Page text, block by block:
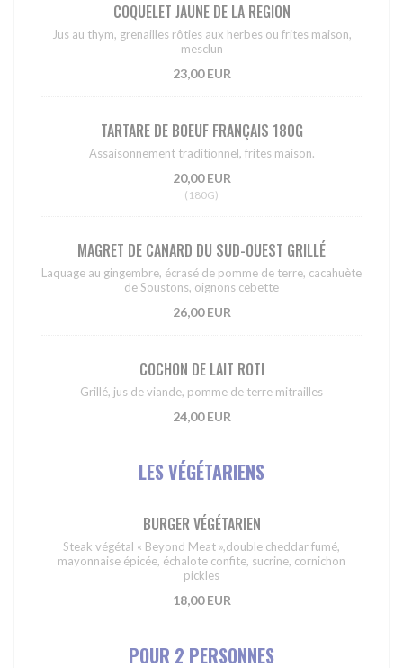
COQUELET JAUNE DE LA REGION
Jus au thym, grenailles rôties aux herbes ou frites maison,
mesclun
23,00 EUR
TARTARE DE BOEUF FRANÇAIS 180G
Assaisonnement traditionnel, frites maison.
20,00 EUR
(180G)
MAGRET DE CANARD DU SUD-OUEST GRILLÉ
Laquage au gingembre, écrasé de pomme de terre, cacahuète
de Soustons, oignons cebette
26,00 EUR
COCHON DE LAIT ROTI
Grillé, jus de viande, pomme de terre mitrailles
24,00 EUR
LES VÉGÉTARIENS
BURGER VÉGÉTARIEN
Steak végétal « Beyond Meat »,double cheddar fumé,
mayonnaise épicée, échalote confite, sucrine, cornichon
pickles
18,00 EUR
POUR 2 PERSONNES